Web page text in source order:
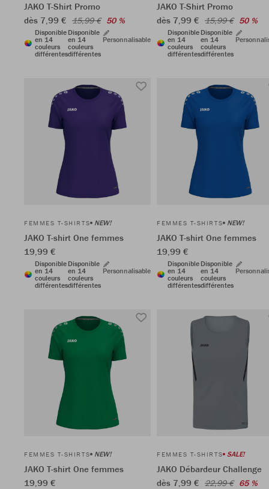
JAKO T-Shirt Promo
dès 7,99 € 15,99 € 50 %
Disponible
en 14
couleurs
différentes
Disponible
en 14
couleurs
différentes
Personnalisable
JAKO T-Shirt Promo
dès 7,99 € 15,99 € 50 %
Disponible
en 14
couleurs
différentes
Disponible
en 14
couleurs
différentes
FEMMES T-SHIRTS NEW!
JAKO T-shirt One femmes
19,99 €
Disponible
en 14
couleurs
différentes
Disponible
en 14
couleurs
différentes
Personnalisable
FEMMES T-SHIRTS NEW!
JAKO T-shirt One femmes
19,99 €
Disponible
en 14
couleurs
différentes
Disponible
en 14
couleurs
différentes
FEMMES T-SHIRTS NEW!
JAKO T-shirt One femmes
19,99 €
FEMMES T-SHIRTS SALE!
JAKO Débardeur Challenge
dès 7,99 € 22,99 € 65 %